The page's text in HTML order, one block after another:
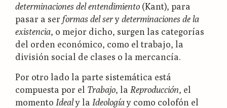
determinaciones del entendimiento (Kant), para
pasar a ser formas del serydeterminaciones de la
existencia, o mejor dicho, surgen las categorías
del orden económico, como el trabajo, la
división social de clases o la mercancía.
Por otro lado la parte sistemática está
compuesta por el Trabajo, la Reproducción, el
momento Idealy la Ideologíay como colofón el